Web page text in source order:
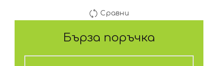
Сравни
Бърза поръчка